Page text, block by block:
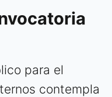
para el
contempla